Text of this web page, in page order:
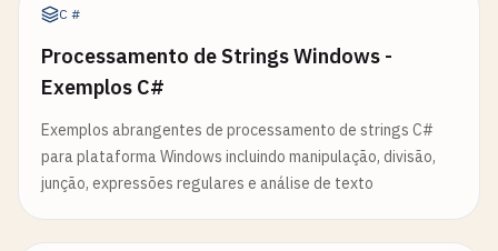
C#
Processamento de Strings Windows -
Exemplos C#
Exemplos abrangentes de processamento de strings C#
para plataforma Windows incluindo manipulação, divisão,
junção, expressões regulares e análise de texto